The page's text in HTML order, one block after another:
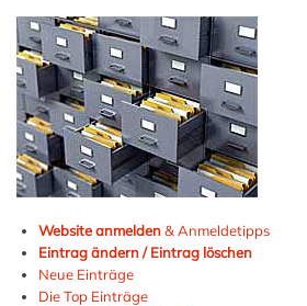
Website anmelden& Anmeldetipps
Eintrag ändern / Eintrag löschen
Neue Einträge
Die Top Einträge